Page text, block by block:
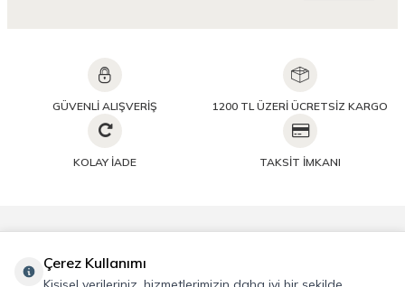
GÜVENLİ ALIŞVERİŞ 1200 TL ÜZERİ ÜCRETSİZ KARGO
KOLAY İADE TAKSİT İMKANI
Çerez Kullanımı